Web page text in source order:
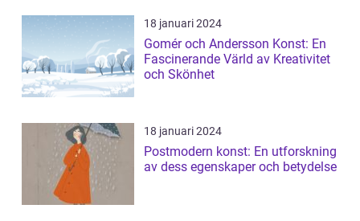
18 januari 2024
Gomér och Andersson Konst: En
Fascinerande Värld av Kreativitet
och Skönhet
18 januari 2024
Postmodern konst: En utforskning
av dess egenskaper och betydelse